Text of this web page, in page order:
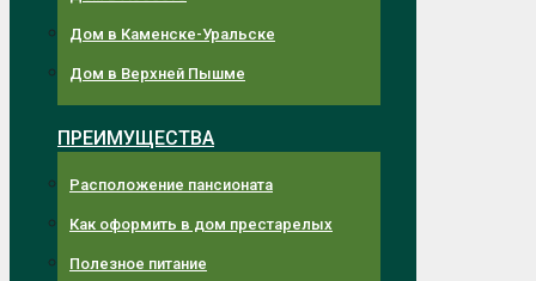
Дом в Каменске-Уральске
Дом в Верхней Пышме
ПРЕИМУЩЕСТВА
Расположение пансионата
Как оформить в дом престарелых
Полезное питание